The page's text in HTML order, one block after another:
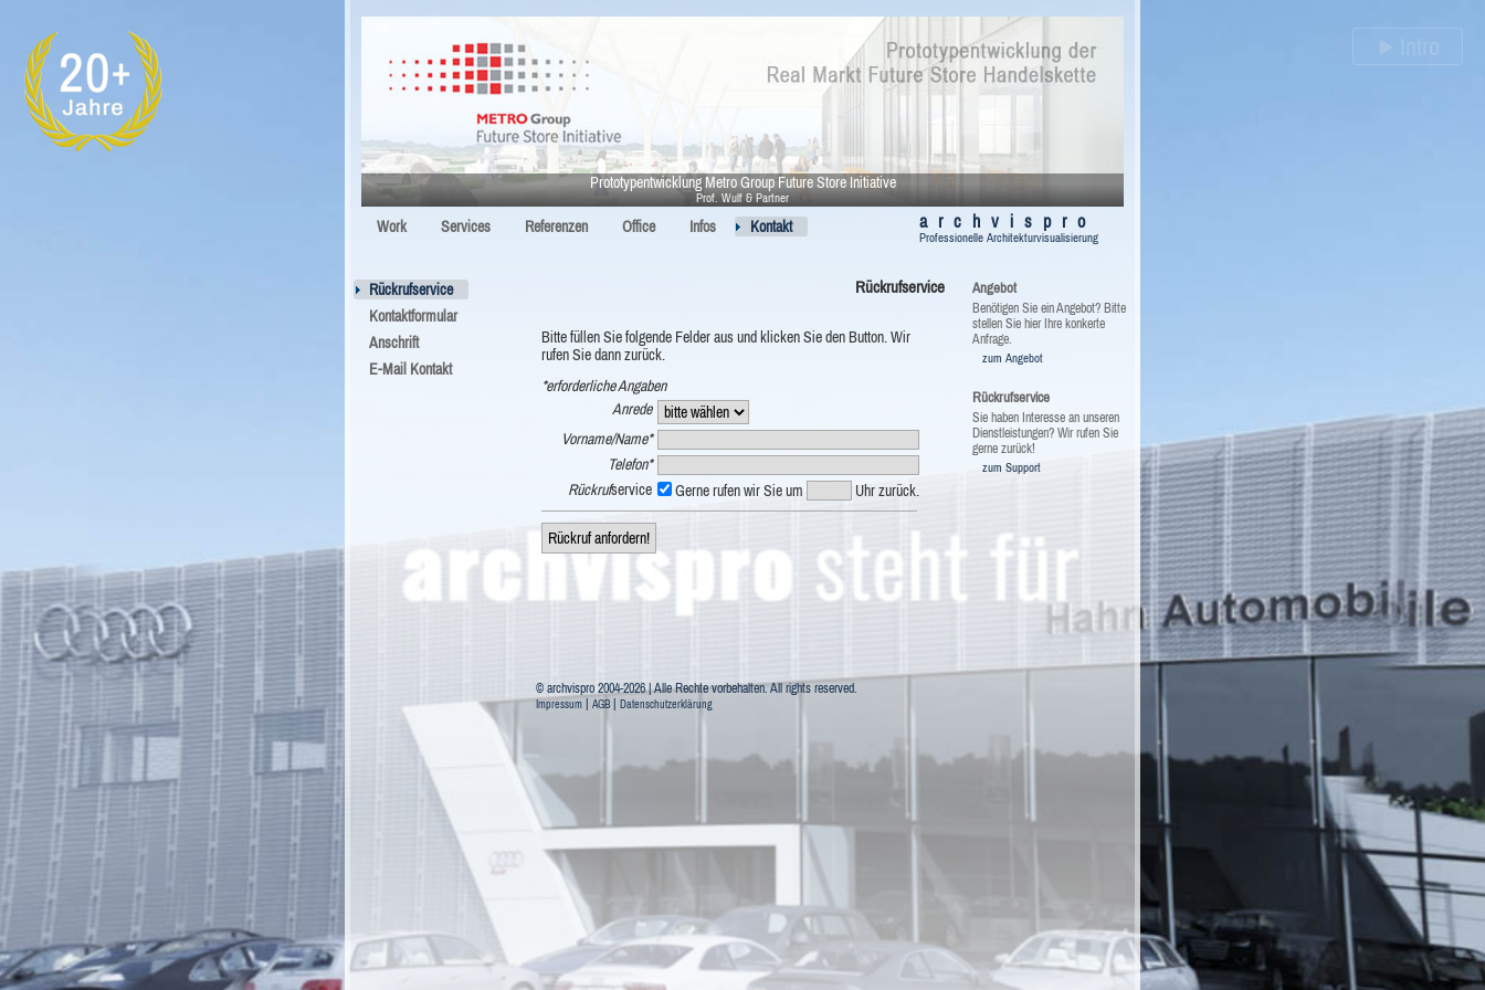
Prototypentwicklung Metro Group Future Store Initiative
Prof. Wulf & Partner
archvispro
Professionelle Architekturvisualisierung
Work Services Referenzen Office Infos Kontakt
Rückrufservice
Kontaktformular
Anschrift
E-Mail Kontakt
Rückrufservice
Bitte füllen Sie folgende Felder aus und klicken Sie den Button. Wir
rufen Sie dann zurück.
*erforderliche Angaben
Anrede
Vorname/Name*
Telefon*
Rückrufservice Gerne rufen wir Sie um Uhr zurück.
© archvispro 2004-2026 | Alle Rechte vorbehalten. All rights reserved.
Impressum AGB Datenschutzerklärung
Angebot
Benötigen Sie ein Angebot? Bitte
stellen Sie hier Ihre konkerte
Anfrage.
zum Angebot
Rückrufservice
Sie haben Interesse an unseren
Dienstleistungen? Wir rufen Sie
gerne zurück!
zum Support